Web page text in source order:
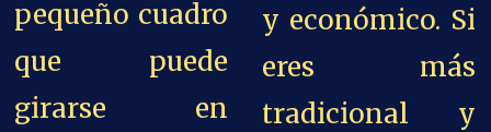
pequeño cuadro
que puede
girarse en
y económico. Si
eres más
tradicional y